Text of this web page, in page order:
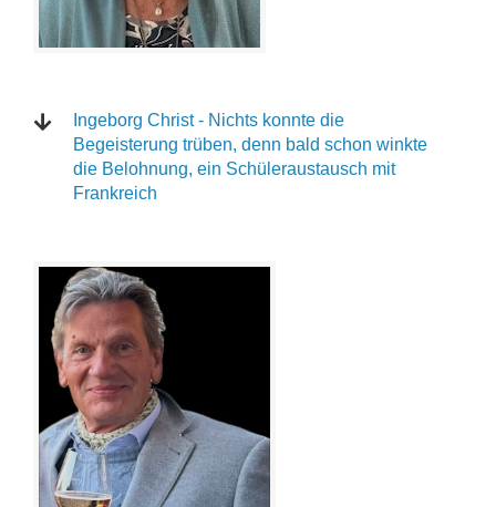
Ingeborg Christ - Nichts konnte die
Begeisterung trüben, denn bald schon winkte
die Belohnung, ein Schüleraustausch mit
Frankreich